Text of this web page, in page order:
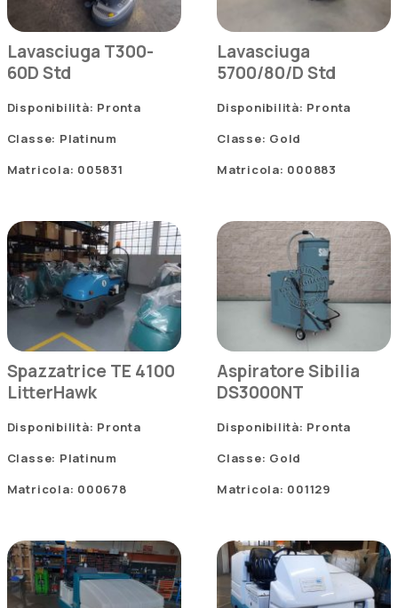
Lavasciuga T300-
60D Std
Disponibilità: Pronta
Classe: Platinum
Matricola: 005831
Lavasciuga
5700/80/D Std
Disponibilità: Pronta
Classe: Gold
Matricola: 000883
Spazzatrice TE 4100
LitterHawk
Disponibilità: Pronta
Classe: Platinum
Matricola: 000678
Aspiratore Sibilia
DS3000NT
Disponibilità: Pronta
Classe: Gold
Matricola: 001129